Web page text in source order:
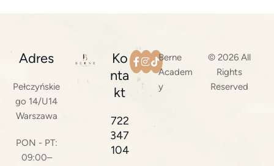
Adres
Pełczyńskie
go 14/U14
Warszawa
PON - PT:
09:00–
Ko
nta
kt
722
347
104
Berne
Academ
y
© 2026 All
Rights
Reserved